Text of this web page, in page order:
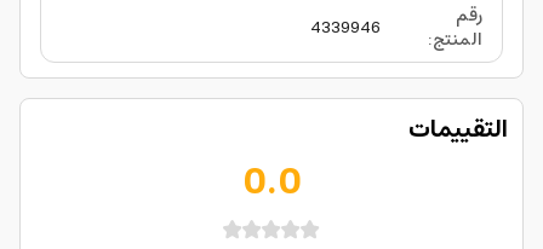
رقم
المنتج:
4339946
التقييمات
0.0